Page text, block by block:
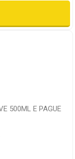
500ML E PAGUE